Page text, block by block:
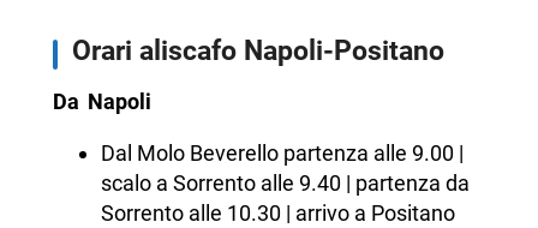
Orari aliscafo Napoli-Positano
Da Napoli
Dal Molo Beverello partenza alle 9.00 |
scalo a Sorrento alle 9.40 | partenza da
Sorrento alle 10.30 | arrivo a Positano